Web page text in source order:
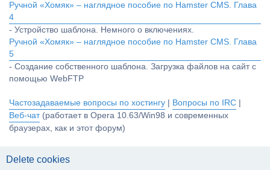
Ручной «Хомяк» – наглядное пособие по Hamster CMS. Глава
4
- Устройство шаблона. Немного о включениях.
Ручной «Хомяк» – наглядное пособие по Hamster CMS. Глава
5
- Создание собственного шаблона. Загрузка файлов на сайт с
помощью WebFTP
Частозадаваемые вопросы по хостингу Вопросы по IRC
Веб-чат(работает в Opera 10.63/Win98 и современных
браузерах, как и этот форум)
Delete cookies